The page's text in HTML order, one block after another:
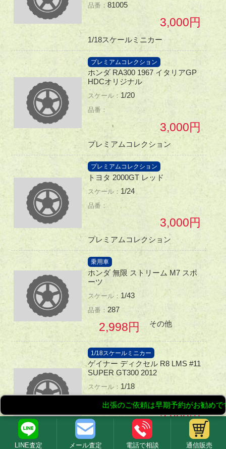
LINE査定 メール査定 電話で相談 通信販売
81005
3,000
1/18スケールミニカー
プレミアムコレクション
ホンダ RA300 1967 イタリアGP
HDCオリジナル
1/20
3,000
プレミアムコレクション
プレミアムコレクション
トヨタ 2000GT レッド
1/24
3,000
プレミアムコレクション
乗用車
ホンダ 無限 ストリーム M7 スポ
ーツ
1/43
287
2,998 その他
1/18スケールミニカー
ゲイナー ディクセル R8 LMS #11
SUPER GT300 2012
1/18
81004
2,800
1/18スケールミニカー